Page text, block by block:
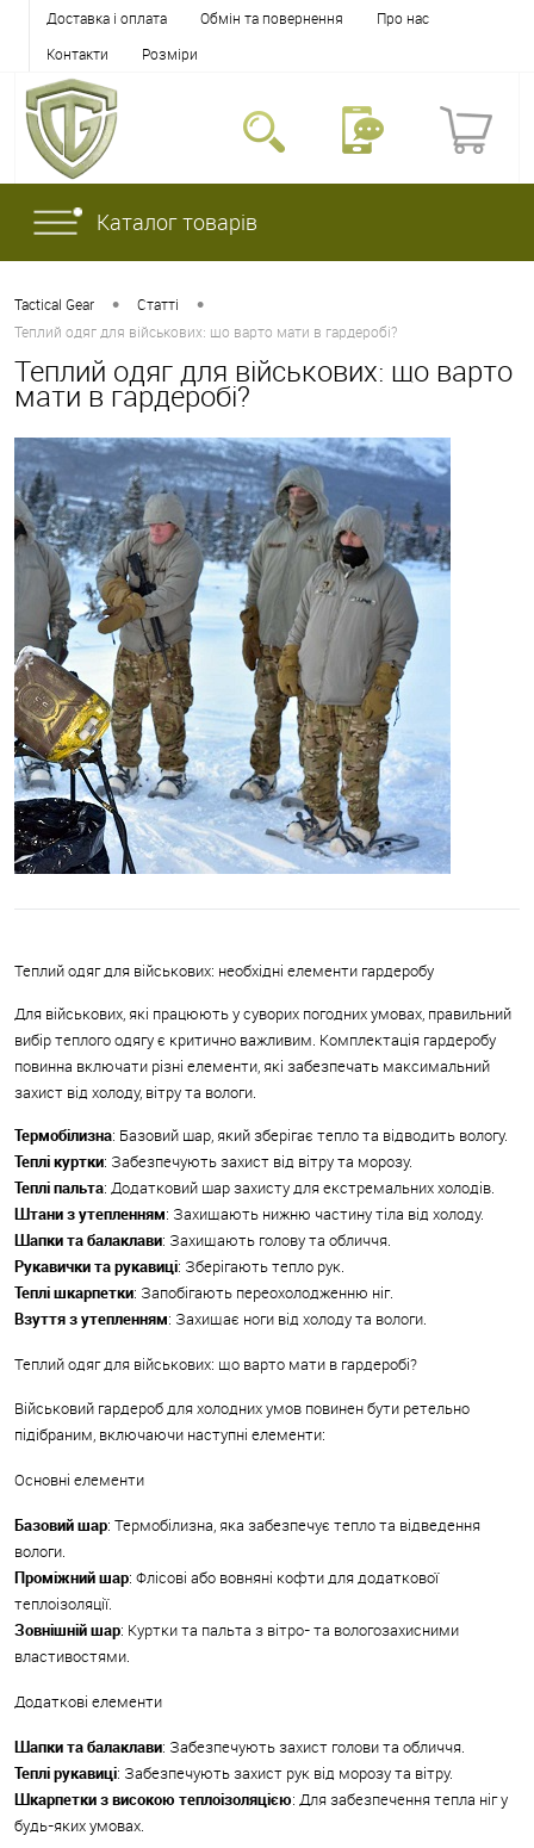
Доставка і оплата Обмін та повернення
Про нас
Контакти
Розміри
Каталог товарів
Tactical Gear • Статті •
Теплий одяг для військових: що варто мати в гардеробі?
Теплий одяг для військових: що варто
мати в гардеробі?
Теплий одяг для військових: необхідні елементи гардеробу
Для військових, які працюють у суворих погодних умовах, правильний
вибір теплого одягу є критично важливим. Комплектація гардеробу
повинна включати різні елементи, які забезпечать максимальний
захист від холоду, вітру та вологи.
Термобілизна: Базовий шар, який зберігає тепло та відводить вологу.
Теплі куртки: Забезпечують захист від вітру та морозу.
Теплі пальта: Додатковий шар захисту для екстремальних холодів.
Штани з утепленням: Захищають нижню частину тіла від холоду.
Шапки та балаклави: Захищають голову та обличчя.
Рукавички та рукавиці: Зберігають тепло рук.
Теплі шкарпетки: Запобігають переохолодженню ніг.
Взуття з утепленням: Захищає ноги від холоду та вологи.
Теплий одяг для військових: що варто мати в гардеробі?
Військовий гардероб для холодних умов повинен бути ретельно
підібраним, включаючи наступні елементи:
Основні елементи
Базовий шар: Термобілизна, яка забезпечує тепло та відведення
вологи.
Проміжний шар: Флісові або вовняні кофти для додаткової
теплоізоляції.
Зовнішній шар: Куртки та пальта з вітро- та вологозахисними
властивостями.
Додаткові елементи
Шапки та балаклави: Забезпечують захист голови та обличчя.
Теплі рукавиці: Забезпечують захист рук від морозу та вітру.
Шкарпетки з високою теплоізоляцією: Для забезпечення тепла ніг у
будь-яких умовах.